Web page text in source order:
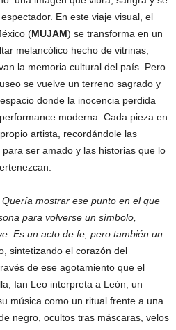
En este viaje visual, el
(MUJAM) se transforma en un
melancólico hecho de vitrinas,
la memoria cultural del país. Pero
se vuelve un terreno sagrado y
donde la inocencia perdida
moderna. Cada pieza en
artista, recordándole las
ser amado y las historias que lo
mostrar ese punto en el que
para volverse un símbolo,
Es un acto de fe, pero también un
sintetizando el corazón del
de ese agotamiento que el
Ian Leo interpreta a León, un
música como un ritual frente a una
negro, ocultos tras máscaras, velos